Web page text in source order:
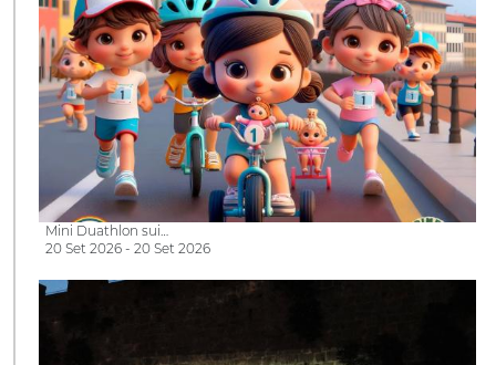
Mini Duathlon sui…
20 Set 2026 - 20 Set 2026